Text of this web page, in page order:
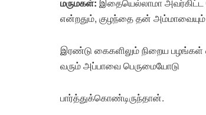
என்றதும், குழந்தை தன்
இரண்டு கைகளிலும் நிறைய
வரும் அப்பாவை பெருமையோடு
பார்த்துக்கொண்டிருந்தான்.